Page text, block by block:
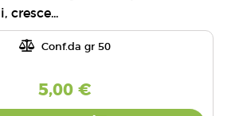
cresce...
Conf.da gr 50
5,00 €